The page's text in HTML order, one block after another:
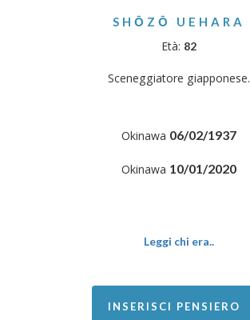
SHŌZŌ UEHARA
Età: 82
Sceneggiatore giapponese.
Okinawa 06/02/1937
Okinawa 10/01/2020
Leggi chi era..
INSERISCI PENSIERO